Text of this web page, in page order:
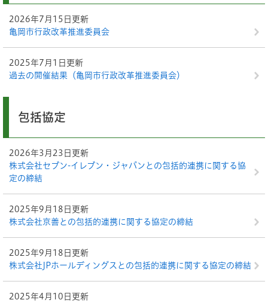
2026年7月15日更新
亀岡市行政改革推進委員会
2025年7月1日更新
過去の開催結果（亀岡市行政改革推進委員会）
包括協定
2026年3月23日更新
株式会社セブン-イレブン・ジャパンとの包括的連携に関する協
定の締結
2025年9月18日更新
株式会社京善との包括的連携に関する協定の締結
2025年9月18日更新
株式会社JPホールディングスとの包括的連携に関する協定の締結
2025年4月10日更新